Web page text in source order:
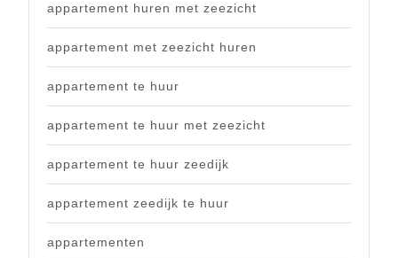
appartement huren met zeezicht
appartement met zeezicht huren
appartement te huur
appartement te huur met zeezicht
appartement te huur zeedijk
appartement zeedijk te huur
appartementen